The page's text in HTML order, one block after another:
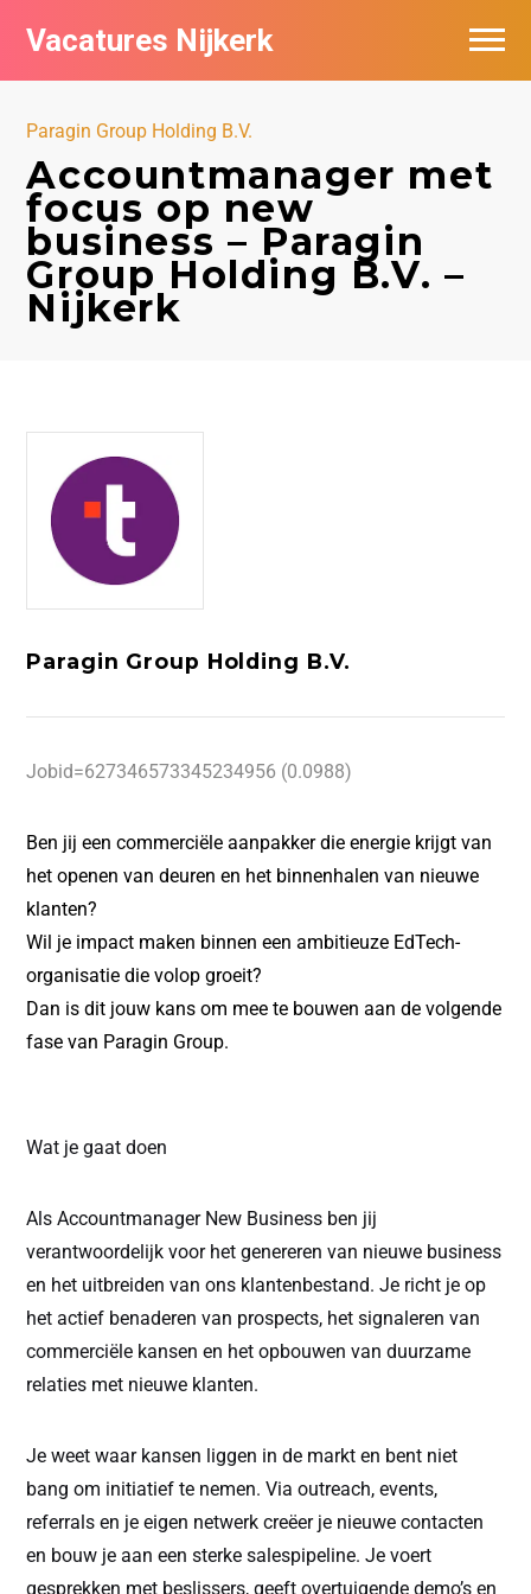
Vacatures Nijkerk
Paragin Group Holding B.V.
Accountmanager met
focus op new
business – Paragin
Group Holding B.V. –
Nijkerk
Paragin Group Holding B.V.
Jobid=627346573345234956 (0.0988)
Ben jij een commerciële aanpakker die energie krijgt van
het openen van deuren en het binnenhalen van nieuwe
klanten?
Wil je impact maken binnen een ambitieuze EdTech-
organisatie die volop groeit?
Dan is dit jouw kans om mee te bouwen aan de volgende
fase van Paragin Group.
Wat je gaat doen
Als Accountmanager New Business ben jij
verantwoordelijk voor het genereren van nieuwe business
en het uitbreiden van ons klantenbestand. Je richt je op
het actief benaderen van prospects, het signaleren van
commerciële kansen en het opbouwen van duurzame
relaties met nieuwe klanten.
Je weet waar kansen liggen in de markt en bent niet
bang om initiatief te nemen. Via outreach, events,
referrals en je eigen netwerk creëer je nieuwe contacten
en bouw je aan een sterke salespipeline. Je voert
gesprekken met beslissers, geeft overtuigende demo’s en